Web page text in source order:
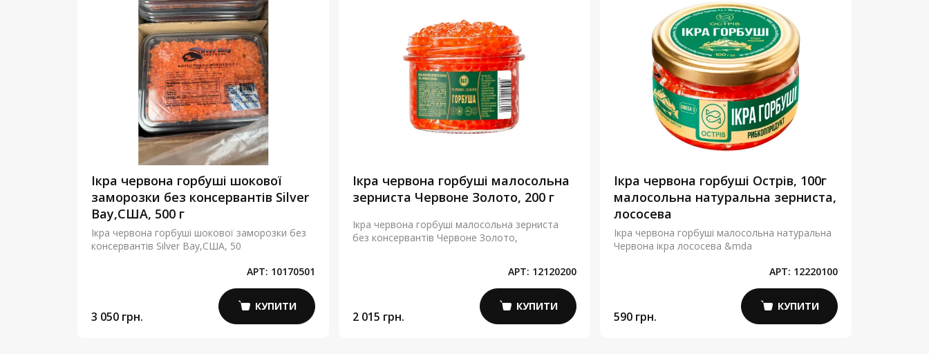
Ікра червона горбуші шокової
заморозки без консервантів Silver
Bay,США, 500 г
Ікра червона горбуші шокової заморозки без
консервантів Silver Bay,США, 50
АРТ: 10170501
3 050 грн.
КУПИТИ
Ікра червона горбуші малосольна
зерниста Червоне Золото, 200 г
Ікра червона горбуші малосольна зерниста
без консервантів Червоне Золото,
АРТ: 12120200
2 015 грн.
КУПИТИ
Ікра червона горбуші Острів, 100г
малосольна натуральна зерниста,
лососева
Ікра червона горбуші малосольна натуральна
Червона ікра лососева &mda
АРТ: 12220100
590 грн.
КУПИТИ